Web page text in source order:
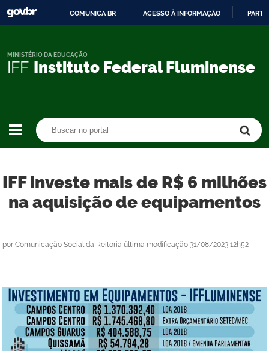
CONTEÚDO
COMUNICA BR ACESSO À INFORMAÇÃO
IFF Instituto Federal Fluminense
MINISTÉRIO DA EDUCAÇÃO
IFF investe mais de R$ 6 milhões
na aquisição de equipamentos
por Comunicação Social da Reitoria última modificação 31/08/2023 12h52